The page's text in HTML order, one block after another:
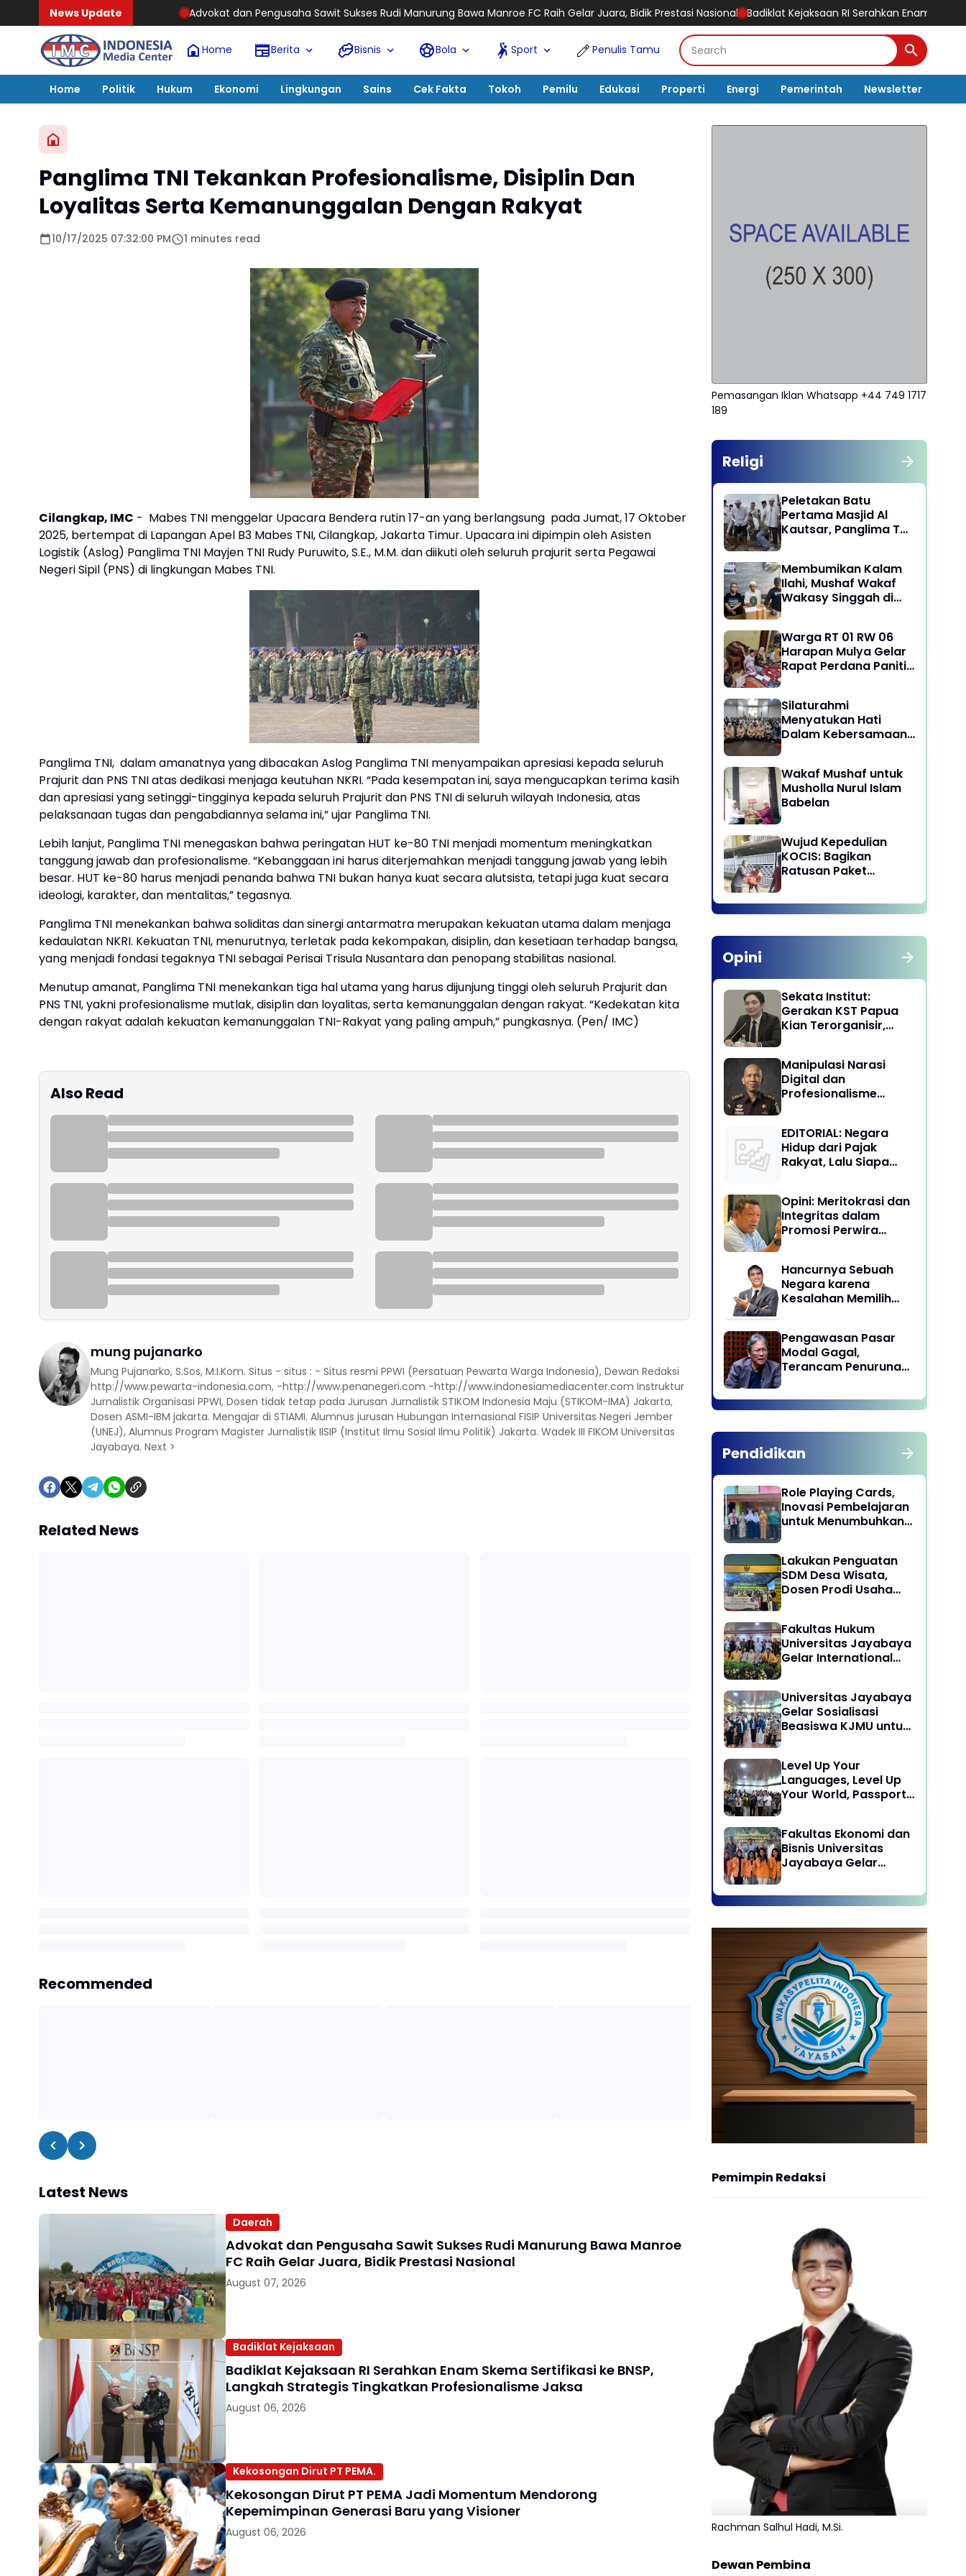
News Update
Advokat dan Pengusaha Sawit Sukses Rudi Manurung Bawa Manroe FC Raih Gelar Juara, Bidik Prestasi Nasional Badiklat Kejaksaan RI Serahkan Enam Skema Sertifikasi ke
Home Berita Bisnis Bola Sport Penulis Tamu
Home Politik Hukum Ekonomi Lingkungan Sains Cek Fakta Tokoh Pemilu Edukasi Properti Energi Pemerintah Newsletter
Panglima TNI Tekankan Profesionalisme, Disiplin Dan
Loyalitas Serta Kemanunggalan Dengan Rakyat
10/17/2025 07:32:00 PM 1 minutes read
Cilangkap, IMC - Mabes TNI menggelar Upacara Bendera rutin 17-an yang berlangsung pada Jumat, 17 Oktober
2025, bertempat di Lapangan Apel B3 Mabes TNI, Cilangkap, Jakarta Timur. Upacara ini dipimpin oleh Asisten
Logistik (Aslog) Panglima TNI Mayjen TNI Rudy Puruwito, S.E., M.M. dan diikuti oleh seluruh prajurit serta Pegawai
Negeri Sipil (PNS) di lingkungan Mabes TNI.
Panglima TNI, dalam amanatnya yang dibacakan Aslog Panglima TNI menyampaikan apresiasi kepada seluruh
Prajurit dan PNS TNI atas dedikasi menjaga keutuhan NKRI. “Pada kesempatan ini, saya mengucapkan terima kasih
dan apresiasi yang setinggi-tingginya kepada seluruh Prajurit dan PNS TNI di seluruh wilayah Indonesia, atas
pelaksanaan tugas dan pengabdiannya selama ini,” ujar Panglima TNI.
Lebih lanjut, Panglima TNI menegaskan bahwa peringatan HUT ke-80 TNI menjadi momentum meningkatkan
tanggung jawab dan profesionalisme. “Kebanggaan ini harus diterjemahkan menjadi tanggung jawab yang lebih
besar. HUT ke-80 harus menjadi penanda bahwa TNI bukan hanya kuat secara alutsista, tetapi juga kuat secara
ideologi, karakter, dan mentalitas,” tegasnya.
Panglima TNI menekankan bahwa soliditas dan sinergi antarmatra merupakan kekuatan utama dalam menjaga
kedaulatan NKRI. Kekuatan TNI, menurutnya, terletak pada kekompakan, disiplin, dan kesetiaan terhadap bangsa,
yang menjadi fondasi tegaknya TNI sebagai Perisai Trisula Nusantara dan penopang stabilitas nasional.
Menutup amanat, Panglima TNI menekankan tiga hal utama yang harus dijunjung tinggi oleh seluruh Prajurit dan
PNS TNI, yakni profesionalisme mutlak, disiplin dan loyalitas, serta kemanunggalan dengan rakyat. “Kedekatan kita
dengan rakyat adalah kekuatan kemanunggalan TNI-Rakyat yang paling ampuh,” pungkasnya. (Pen/ IMC)
Also Read
mung pujanarko
Mung Pujanarko, S.Sos, M.I.Kom. Situs - situs : - Situs resmi PPWI (Persatuan Pewarta Warga Indonesia), Dewan Redaksi
http://www.pewarta-indonesia.com, -http://www.penanegeri.com -http://www.indonesiamediacenter.com Instruktur
Jurnalistik Organisasi PPWI, Dosen tidak tetap pada Jurusan Jurnalistik STIKOM Indonesia Maju (STIKOM-IMA) Jakarta,
Dosen ASMI-IBM jakarta. Mengajar di STIAMI. Alumnus jurusan Hubungan Internasional FISIP Universitas Negeri Jember
(UNEJ), Alumnus Program Magister Jurnalistik IISIP (Institut Ilmu Sosial Ilmu Politik) Jakarta. Wadek III FIKOM Universitas
Jayabaya. Next >
Related News
Recommended
Latest News
Daerah
Advokat dan Pengusaha Sawit Sukses Rudi Manurung Bawa Manroe
FC Raih Gelar Juara, Bidik Prestasi Nasional
August 07, 2026
Badiklat Kejaksaan
Badiklat Kejaksaan RI Serahkan Enam Skema Sertifikasi ke BNSP,
Langkah Strategis Tingkatkan Profesionalisme Jaksa
August 06, 2026
Kekosongan Dirut PT PEMA.
Kekosongan Dirut PT PEMA Jadi Momentum Mendorong
Kepemimpinan Generasi Baru yang Visioner
August 06, 2026
Pemasangan Iklan Whatsapp +44 749 1717
189
Religi
Peletakan Batu
Pertama Masjid Al
Kautsar, Panglima TNI
Kebersamaan
Masyarakat
Membumikan Kalam
Ilahi, Mushaf Wakaf
Wakasy Singgah di
Barat
Warga RT 01 RW 06
Harapan Mulya Gelar
Rapat Perdana Panitia
Silaturahmi
Menyatukan Hati
Dalam Kebersamaan
Ekonomi Kreatif
Provinsi DKI Jakarta
Wakaf Mushaf untuk
Musholla Nurul Islam
Babelan
Wujud Kepedulian
KOCIS: Bagikan
Ratusan Paket
Anggota dan Kaum
Dhuafa
Opini
Sekata Institut:
Gerakan KST Papua
Kian Terorganisir,
Manipulasi Narasi
Digital dan
Profesionalisme
Social Media di
Indonesia
EDITORIAL: Negara
Hidup dari Pajak
Rakyat, Lalu Siapa
Opini: Meritokrasi dan
Integritas dalam
Promosi Perwira
Hancurnya Sebuah
Negara karena
Kesalahan Memilih
Pengawasan Pasar
Modal Gagal,
Terancam Penurunan
Pendidikan
Role Playing Cards,
Inovasi Pembelajaran
untuk Menumbuhkan
Lakukan Penguatan
SDM Desa Wisata,
Dosen Prodi Usaha
Pengabdian Kepada
Masyarakat di Desa
Wisata Sukamandi
Subang, Jawa Barat
Fakultas Hukum
Universitas Jayabaya
Gelar International
Undang Advokat di
Era Globalisasi
Universitas Jayabaya
Gelar Sosialisasi
Beasiswa KJMU untuk
Level Up Your
Languages, Level Up
Your World, Passport
Global Career in
Jayabaya University
Fakultas Ekonomi dan
Bisnis Universitas
Jayabaya Gelar
Kampus
Pemimpin Redaksi
Rachman Salhul Hadi, M.Si.
Dewan Pembina